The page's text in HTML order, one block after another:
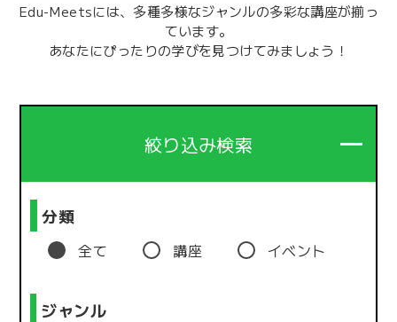
Edu-Meetsには、多種多様なジャンルの多彩な講座が揃っ
ています。
あなたにぴったりの学びを見つけてみましょう！
絞り込み検索
分類
全て 講座 イベント
ジャンル